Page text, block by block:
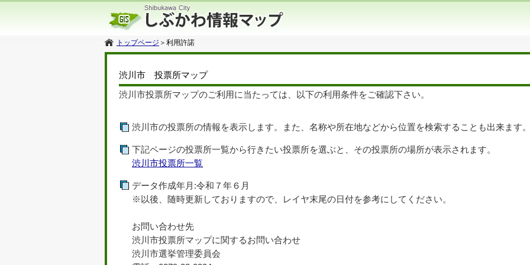
トップページ ＞ 利用許諾
渋川市 投票所マップ
渋川市投票所マップのご利用に当たっては、以下の利用条件をご確認下さい。
渋川市の投票所の情報を表示します。また、名称や所在地などから位置を検索することも出来ます
下記ページの投票所一覧から行きたい投票所を選ぶと、その投票所の場所が表示されます。
渋川市投票所一覧
データ作成年月:令和７年６月
※以後、随時更新しておりますので、レイヤ末尾の日付を参考にしてください。
お問い合わせ先
渋川市投票所マップに関するお問い合わせ
渋川市選挙管理委員会